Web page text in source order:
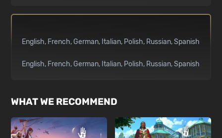
English French German Italian Polish Russian Spanish
English French German Italian Polish Russian Spanish
WHAT WE RECOMMEND